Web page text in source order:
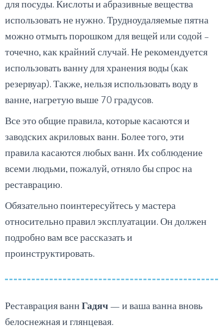
для посуды. Кислоты и абразивные вещества
использовать не нужно. Трудноудаляемые пятна
можно отмыть порошком для вещей или содой –
точечно, как крайний случай. Не рекомендуется
использовать ванну для хранения воды (как
резервуар). Также, нельзя использовать воду в
ванне, нагретую выше 70 градусов.
Все это общие правила, которые касаются и
заводских акриловых ванн. Более того, эти
правила касаются любых ванн. Их соблюдение
всеми людьми, пожалуй, отняло бы спрос на
реставрацию.
Обязательно поинтересуйтесь у мастера
относительно правил эксплуатации. Он должен
подробно вам все рассказать и
проинструктировать.
Реставрация ваннГадяч— и ваша ванна вновь
белоснежная и глянцевая.